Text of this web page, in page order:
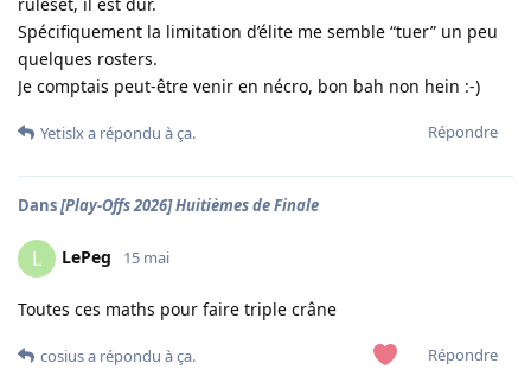
ruleset, il est dur.
Spécifiquement la limitation d’élite me semble “tuer” un peu
quelques rosters.
Je comptais peut-être venir en nécro, bon bah non hein :-)
Répondre
Yetislxa répondu à ça.
Dans[Play-Offs 2026] Huitièmes de Finale
L LePeg 15 mai
Toutes ces maths pour faire triple crâne
Répondre
cosiusa répondu à ça.